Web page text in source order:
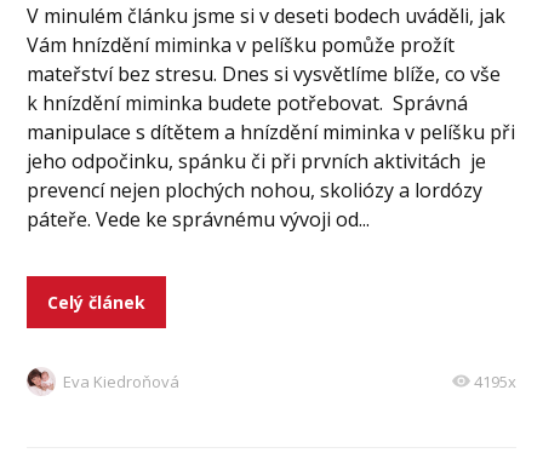
V minulém článku jsme si v deseti bodech uváděli, jak
Vám hnízdění miminka v pelíšku pomůže prožít
mateřství bez stresu. Dnes si vysvětlíme blíže, co vše
k hnízdění miminka budete potřebovat. Správná
manipulace s dítětem a hnízdění miminka v pelíšku při
jeho odpočinku, spánku či při prvních aktivitách je
prevencí nejen plochých nohou, skoliózy a lordózy
páteře. Vede ke správnému vývoji od...
Celý článek
Eva Kiedroňová 4195x